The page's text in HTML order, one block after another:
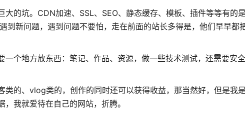
大的坑。CDN加速、SSL、SEO、静态缓存、模板、插件等等有的
到新问题，遇到问题不要怕，走在前面的站长多得是，他们早早都
一个地方放东西：笔记、作品、资源，做一些技术测试，还需要安
类的、vlog类的，创作的同时还可以获得收益，那当然好，但是我
我就爱待在自己的网站，折腾。